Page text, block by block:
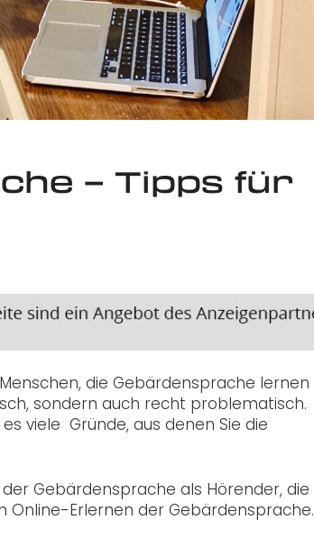
– Tipps für
die Gebärdensprache lernen
sondern auch recht problematisch.
viele Gründe, aus denen Sie die
Gebärdensprache als Hörender, die
Online-Erlernen der Gebärdensprache.